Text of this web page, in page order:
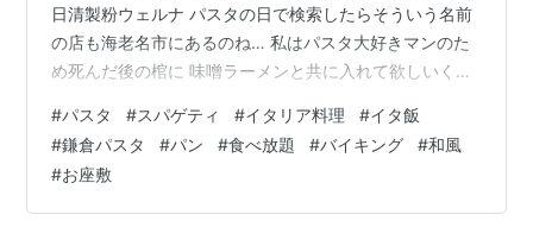
日清製粉ウェルナ パスタの日で検索したらそういう名前
の店も海老名市にあるのね… 私はパスタ大好きマンのた
め死んだ後の棺に 味噌ラーメンと共に入れて欲しいくら
皿にちょこんと盛られて吸ったら無くなりそうなスパゲ
ティとか🫠 デブ的にはラーメン、うどん並に大盛になっ
てくれていいぞ。 そのポジションはパンチョかな？ まあ
そんなパスタデーを記念して、鎌倉パスタではキャンペ
#パスタ #スパゲティ #イタリア料理 #イタ飯
#鎌倉パスタ #パン #食べ放題 #バイキング #和風
#お座敷